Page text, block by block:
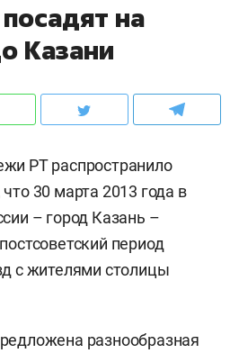
на
Казани
РТ распространило
30 марта 2013 года в
– город Казань –
период
с жителями столицы
разнообразная